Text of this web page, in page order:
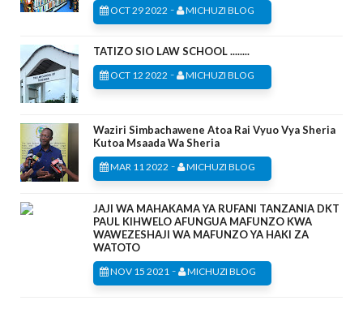
OCT 29 2022 - MICHUZI BLOG
TATIZO SIO LAW SCHOOL ........
OCT 12 2022 - MICHUZI BLOG
Waziri Simbachawene Atoa Rai Vyuo Vya Sheria
Kutoa Msaada Wa Sheria
MAR 11 2022 - MICHUZI BLOG
JAJI WA MAHAKAMA YA RUFANI TANZANIA DKT
PAUL KIHWELO AFUNGUA MAFUNZO KWA
WAWEZESHAJI WA MAFUNZO YA HAKI ZA
WATOTO
NOV 15 2021 - MICHUZI BLOG